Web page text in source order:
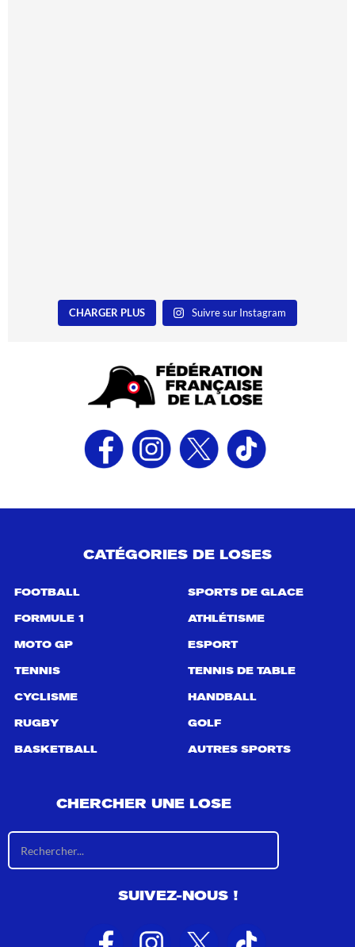
CHARGER PLUS Suivre sur Instagram
CATÉGORIES DE LOSES
FOOTBALL
FORMULE 1
MOTO GP
TENNIS
CYCLISME
RUGBY
BASKETBALL
SPORTS DE GLACE
ATHLÉTISME
ESPORT
TENNIS DE TABLE
HANDBALL
GOLF
AUTRES SPORTS
CHERCHER UNE LOSE
s
l
a
t
SUIVEZ-NOUS !